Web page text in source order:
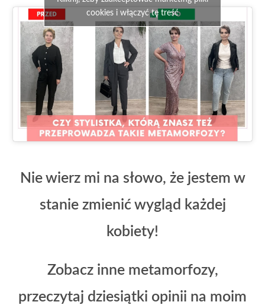
cookies i włączyć tę treść
Nie wierz mi na słowo, że jestem w
stanie zmienić wygląd każdej
kobiety!
Zobacz inne metamorfozy,
przeczytaj dziesiątki opinii na moim